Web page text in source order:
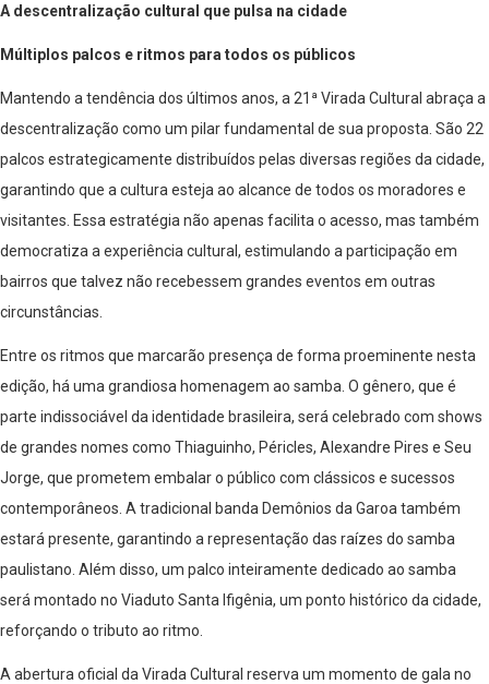
A descentralização cultural que pulsa na cidade
Múltiplos palcos e ritmos para todos os públicos
Mantendo a tendência dos últimos anos, a 21ª Virada Cultural abraça a
descentralização como um pilar fundamental de sua proposta. São 22
palcos estrategicamente distribuídos pelas diversas regiões da cidade,
garantindo que a cultura esteja ao alcance de todos os moradores e
visitantes. Essa estratégia não apenas facilita o acesso, mas também
democratiza a experiência cultural, estimulando a participação em
bairros que talvez não recebessem grandes eventos em outras
circunstâncias.
Entre os ritmos que marcarão presença de forma proeminente nesta
edição, há uma grandiosa homenagem ao samba. O gênero, que é
parte indissociável da identidade brasileira, será celebrado com shows
de grandes nomes como Thiaguinho, Péricles, Alexandre Pires e Seu
Jorge, que prometem embalar o público com clássicos e sucessos
contemporâneos. A tradicional banda Demônios da Garoa também
estará presente, garantindo a representação das raízes do samba
paulistano. Além disso, um palco inteiramente dedicado ao samba
será montado no Viaduto Santa Ifigênia, um ponto histórico da cidade,
reforçando o tributo ao ritmo.
A abertura oficial da Virada Cultural reserva um momento de gala no